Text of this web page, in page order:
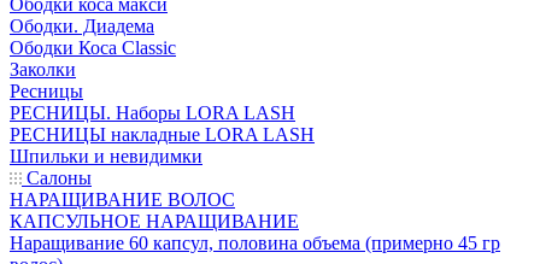
Ободки коса макси
Ободки. Диадема
Ободки Коса Classic
Заколки
Ресницы
РЕСНИЦЫ. Наборы LORA LASH
РЕСНИЦЫ накладные LORA LASH
Шпильки и невидимки
Салоны
НАРАЩИВАНИЕ ВОЛОС
КАПСУЛЬНОЕ НАРАЩИВАНИЕ
Наращивание 60 капсул, половина объема (примерно 45 гр